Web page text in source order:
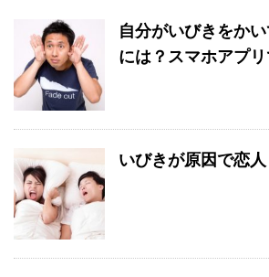
自分がいびきをか
には？スマホアプ
いびきが原因で恋